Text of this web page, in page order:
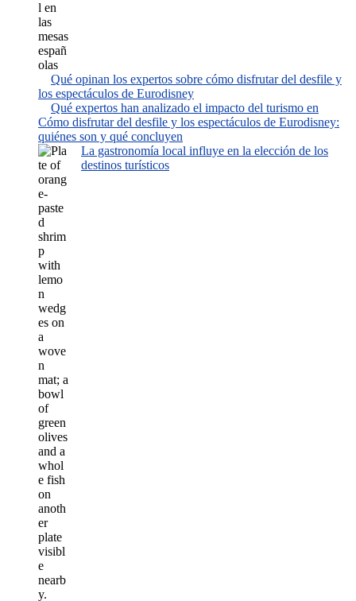
Qué opinan los expertos sobre cómo disfrutar del desfile y
los espectáculos de Eurodisney
Qué expertos han analizado el impacto del turismo en
Cómo disfrutar del desfile y los espectáculos de Eurodisney:
quiénes son y qué concluyen
La gastronomía local influye en la elección de los
destinos turísticos